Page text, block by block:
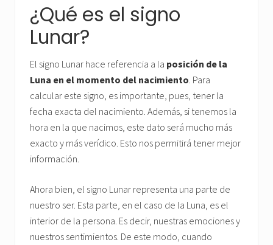
¿Qué es el signo
Lunar?
El signo Lunar hace referencia a la posición de la
Luna en el momento del nacimiento . Para
calcular este signo, es importante, pues, tener la
fecha exacta del nacimiento. Además, si tenemos la
hora en la que nacimos, este dato será mucho más
exacto y más verídico. Esto nos permitirá tener mejor
información.
Ahora bien, el signo Lunar representa una parte de
nuestro ser. Esta parte, en el caso de la Luna, es el
interior de la persona. Es decir, nuestras emociones y
nuestros sentimientos. De este modo, cuando